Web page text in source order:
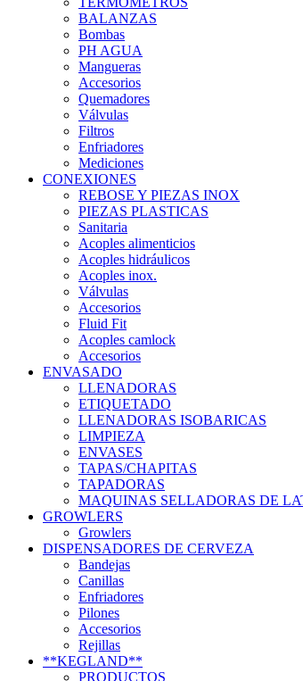
BALANZAS
Bombas
PH AGUA
Mangueras
Accesorios
Quemadores
Válvulas
Filtros
Enfriadores
Mediciones
CONEXIONES
REBOSE Y PIEZAS INOX
PIEZAS PLASTICAS
Sanitaria
Acoples alimenticios
Acoples hidráulicos
Acoples inox.
Válvulas
Accesorios
Fluid Fit
Acoples camlock
Accesorios
ENVASADO
LLENADORAS
ETIQUETADO
LLENADORAS ISOBARICAS
LIMPIEZA
ENVASES
TAPAS/CHAPITAS
TAPADORAS
MAQUINAS SELLADORAS DE
GROWLERS
Growlers
DISPENSADORES DE CERVEZA
Bandejas
Canillas
Enfriadores
Pilones
Accesorios
Rejillas
**KEGLAND**
PRODUCTOS